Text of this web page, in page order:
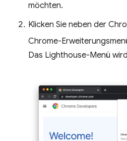
möchten.
Klicken Sie neben der
Chrome-
Das Lighthouse-Menü